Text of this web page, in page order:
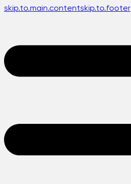
skip.to.main.contentskip.to.footer